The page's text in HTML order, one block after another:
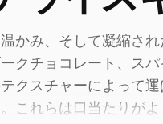
かみ、そして凝縮さ
クチョコレート、ス
クスチャーによって
これらは口当たりが